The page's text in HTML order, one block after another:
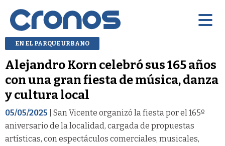
EN EL PARQUE URBANO
Alejandro Korn celebró sus 165 años
con una gran fiesta de música, danza
y cultura local
05/05/2025 | San Vicente organizó la fiesta por el 165º
aniversario de la localidad, cargada de propuestas
artísticas, con espectáculos comerciales, musicales,